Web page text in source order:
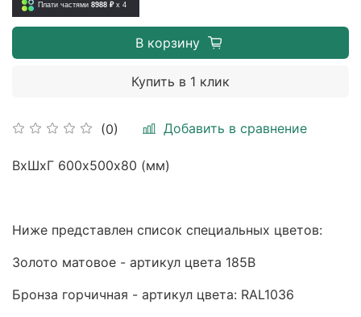
(0) Добавить в сравнение
Плати частями 8988 ₽ x 4
В корзину
Купить в 1 клик
ВхШхГ 600х500х80 (мм)
Ниже представлен список специальных цветов:
Золото матовое - артикул цвета 185B
Бронза горчичная - артикул цвета: RAL1036